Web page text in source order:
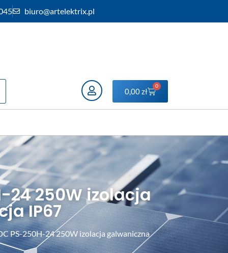
biuro@artelektrix.pl
0,00zł
0
24 250W izolacja
IP67
PS-250H-24 250W izolacja galwaniczna